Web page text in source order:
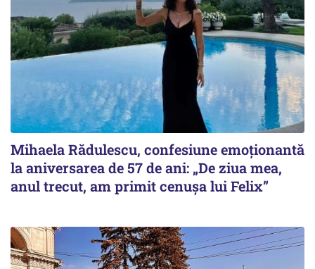
Mihaela Rădulescu, confesiune emoționantă
la aniversarea de 57 de ani: „De ziua mea,
anul trecut, am primit cenușa lui Felix”